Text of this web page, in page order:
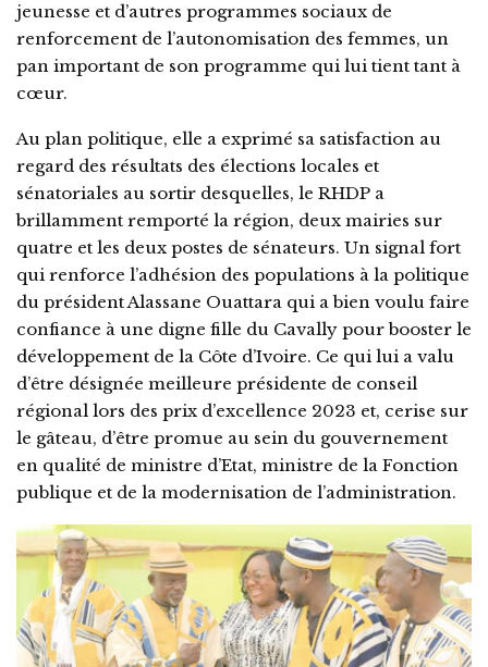
jeunesse et d’autres programmes sociaux de
renforcement de l’autonomisation des femmes, un
pan important de son programme qui lui tient tant à
cœur.
Au plan politique, elle a exprimé sa satisfaction au
regard des résultats des élections locales et
sénatoriales au sortir desquelles, le RHDP a
brillamment remporté la région, deux mairies sur
quatre et les deux postes de sénateurs. Un signal fort
qui renforce l’adhésion des populations à la politique
du président Alassane Ouattara qui a bien voulu faire
confiance à une digne fille du Cavally pour booster le
développement de la Côte d’Ivoire. Ce qui lui a valu
d’être désignée meilleure présidente de conseil
régional lors des prix d’excellence 2023 et, cerise sur
le gâteau, d’être promue au sein du gouvernement
en qualité de ministre d’Etat, ministre de la Fonction
publique et de la modernisation de l’administration.